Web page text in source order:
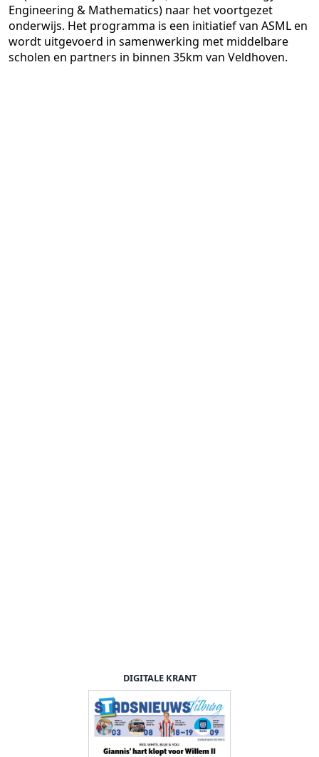
Engineering & Mathematics) naar het voortgezet
onderwijs. Het programma is een initiatief van ASML en
wordt uitgevoerd in samenwerking met middelbare
scholen en partners in binnen 35km van Veldhoven.
DIGITALE KRANT